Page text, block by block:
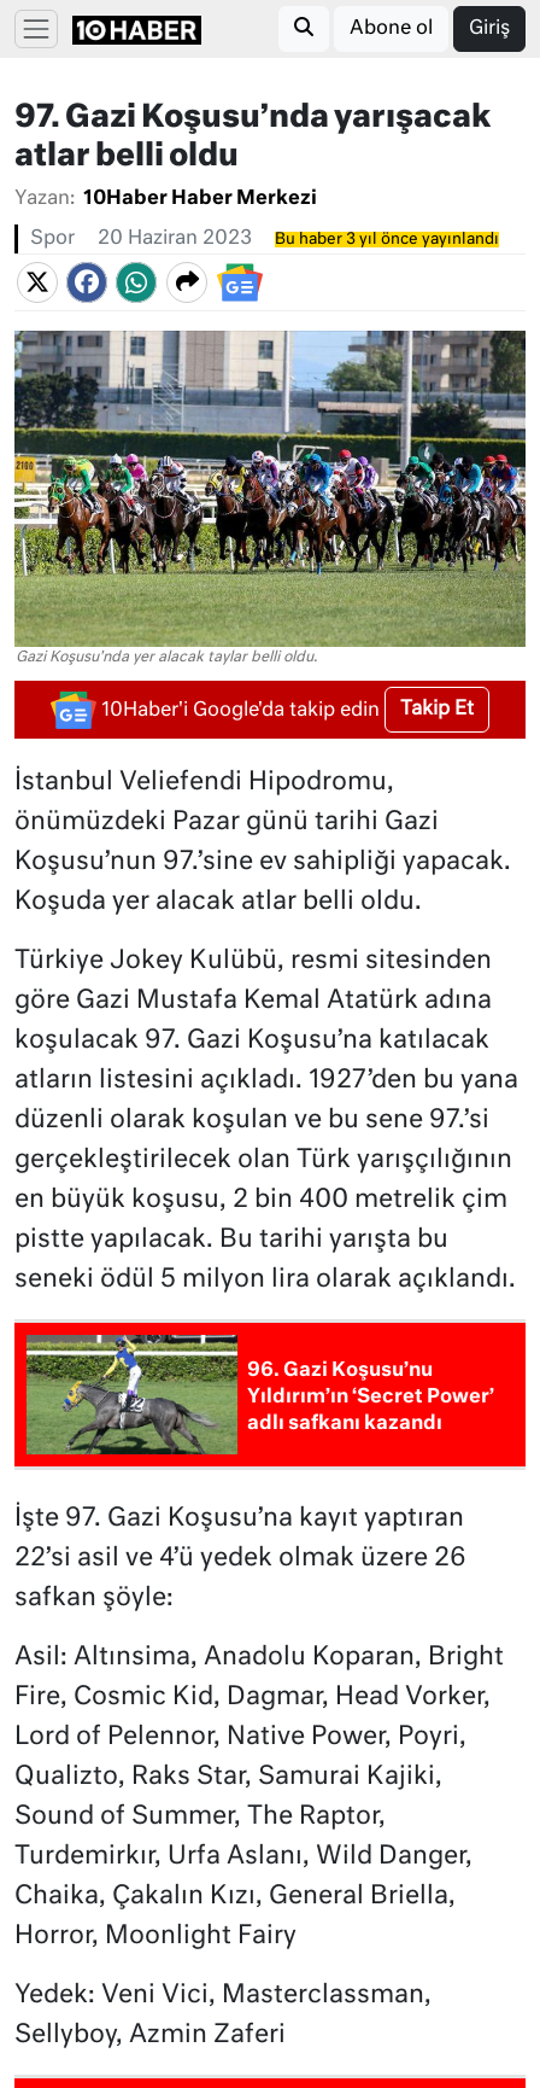
Abone ol Giriş
97. Gazi Koşusu’nda yarışacak
atlar belli oldu
Yazan: 10Haber Haber Merkezi
Spor 20 Haziran 2023 Bu haber 3 yıl önce yayınlandı
Gazi Koşusu'nda yer alacak taylar belli oldu.
10Haber'i Google'da takip edin Takip Et
İstanbul Veliefendi Hipodromu,
önümüzdeki Pazar günü tarihi Gazi
Koşusu’nun 97.’sine ev sahipliği yapacak.
Koşuda yer alacak atlar belli oldu.
Türkiye Jokey Kulübü, resmi sitesinden
göre Gazi Mustafa Kemal Atatürk adına
koşulacak 97. Gazi Koşusu’na katılacak
atların listesini açıkladı. 1927’den bu yana
düzenli olarak koşulan ve bu sene 97.’si
gerçekleştirilecek olan Türk yarışçılığının
en büyük koşusu, 2 bin 400 metrelik çim
pistte yapılacak. Bu tarihi yarışta bu
seneki ödül 5 milyon lira olarak açıklandı.
96. Gazi Koşusu’nu
Yıldırım’ın ‘Secret Power’
adlı safkanı kazandı
İşte 97. Gazi Koşusu’na kayıt yaptıran
22’si asil ve 4’ü yedek olmak üzere 26
safkan şöyle:
Asil: Altınsima, Anadolu Koparan, Bright
Fire, Cosmic Kid, Dagmar, Head Vorker,
Lord of Pelennor, Native Power, Poyri,
Qualizto, Raks Star, Samurai Kajiki,
Sound of Summer, The Raptor,
Turdemirkır, Urfa Aslanı, Wild Danger,
Chaika, Çakalın Kızı, General Briella,
Horror, Moonlight Fairy
Yedek: Veni Vici, Masterclassman,
Sellyboy, Azmin Zaferi